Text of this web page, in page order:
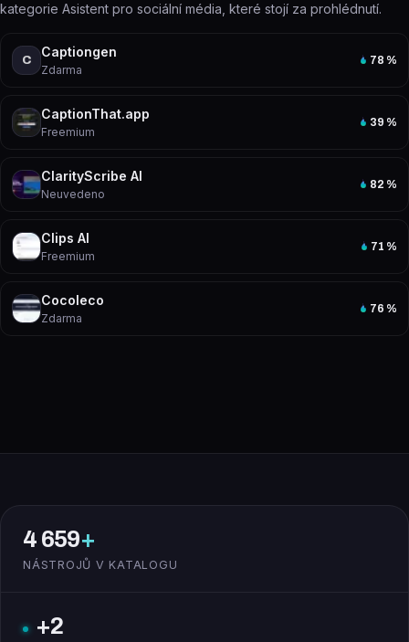
kategorie Asistent pro sociální média, které stojí za prohlédnutí.
C
Captiongen
Zdarma
78 %
CaptionThat.app
Freemium
39 %
ClarityScribe AI
Neuvedeno
82 %
Clips AI
Freemium
71 %
Cocoleco
Zdarma
76 %
4 659+
NÁSTROJŮ V KATALOGU
+2